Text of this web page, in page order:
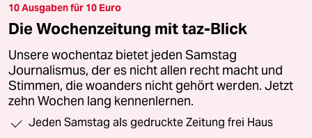
10 Ausgaben für 10 Euro
Die Wochenzeitung mit taz-Blick
Unsere wochentaz bietet jeden Samstag
Journalismus, der es nicht allen recht macht und
Stimmen, die woanders nicht gehört werden. Jetzt
zehn Wochen lang kennenlernen.
Jeden Samstag als gedruckte Zeitung frei Haus